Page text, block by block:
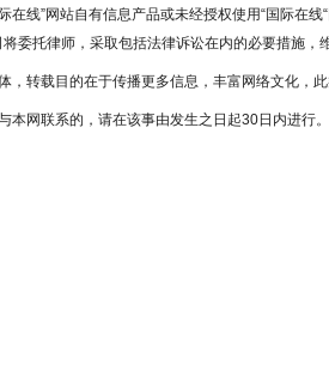
在线”网站自有信息产品或未经授权使用“国际在
委托律师，采取包括法律诉讼在内的必要措施，
转载目的在于传播更多信息，丰富网络文化，此
网联系的，请在该事由发生之日起30日内进行。